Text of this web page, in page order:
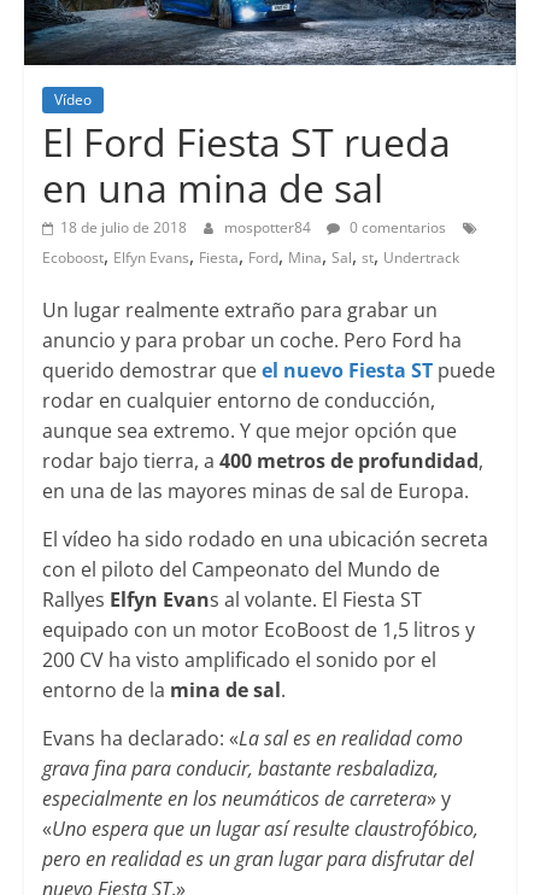
Vídeo
El Ford Fiesta ST rueda
en una mina de sal
18 de julio de 2018 mospotter84
0 comentarios
Ecoboost, Elfyn Evans, Fiesta, Ford, Mina, Sal, st, Undertrack
Un lugar realmente extraño para grabar un
anuncio y para probar un coche. Pero Ford ha
querido demostrar queel nuevo Fiesta STpuede
rodar en cualquier entorno de conducción,
aunque sea extremo. Y que mejor opción que
rodar bajo tierra, a 400 metros de profundidad,
en una de las mayores minas de sal de Europa.
El vídeo ha sido rodado en una ubicación secreta
con el piloto del Campeonato del Mundo de
Rallyes Elfyn Evans al volante. El Fiesta ST
equipado con un motor EcoBoost de 1,5 litros y
200 CV ha visto amplificado el sonido por el
entorno de la mina de sal.
Evans ha declarado: «La sal es en realidad como
grava fina para conducir, bastante resbaladiza,
especialmente en los neumáticos de carretera» y
«Uno espera que un lugar así resulte claustrofóbico,
pero en realidad es un gran lugar para disfrutar del
nuevo Fiesta ST.»